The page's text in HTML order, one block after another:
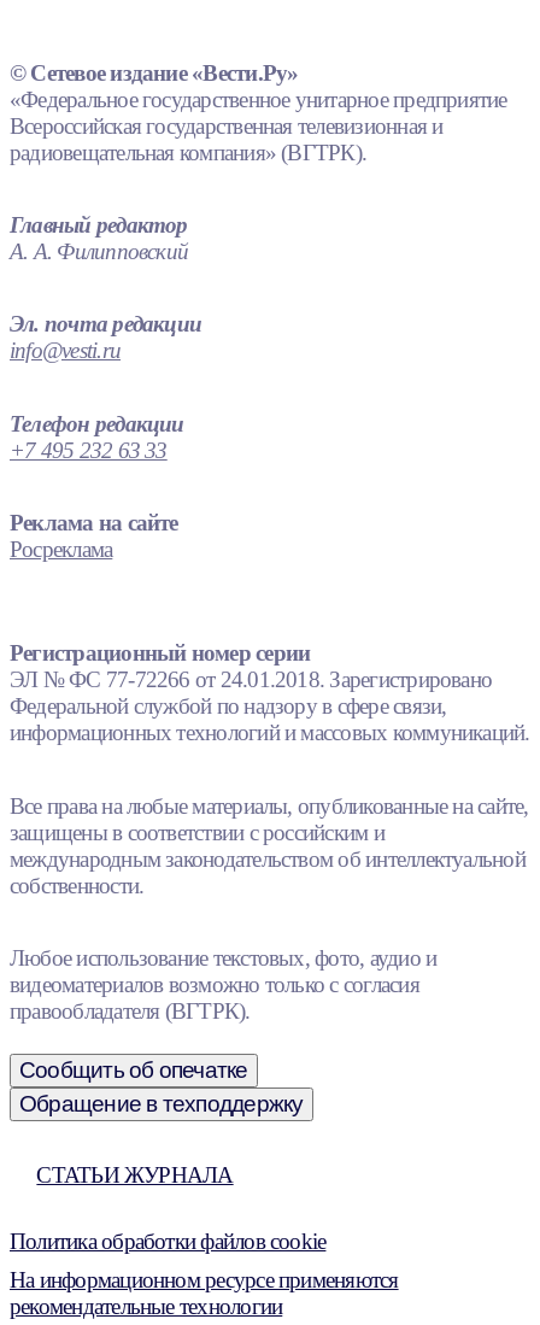
© Сетевое издание «Вести.Ру»
«Федеральное государственное унитарное предприятие
Всероссийская государственная телевизионная и
радиовещательная компания» (ВГТРК).
Главный редактор
А. А. Филипповский
Эл. почта редакции
info@vesti.ru
Телефон редакции
+7 495 232 63 33
Реклама на сайте
Росреклама
Регистрационный номер серии
ЭЛ № ФС 77-72266 от 24.01.2018. Зарегистрировано
Федеральной службой по надзору в сфере связи,
информационных технологий и массовых коммуникаций.
Все права на любые материалы, опубликованные на сайте,
защищены в соответствии с российским и
международным законодательством об интеллектуальной
собственности.
Любое использование текстовых, фото, аудио и
видеоматериалов возможно только с согласия
правообладателя (ВГТРК).
Сообщить об опечатке
Обращение в техподдержку
СТАТЬИ ЖУРНАЛА
Политика обработки файлов cookie
На информационном ресурсе применяются
рекомендательные технологии